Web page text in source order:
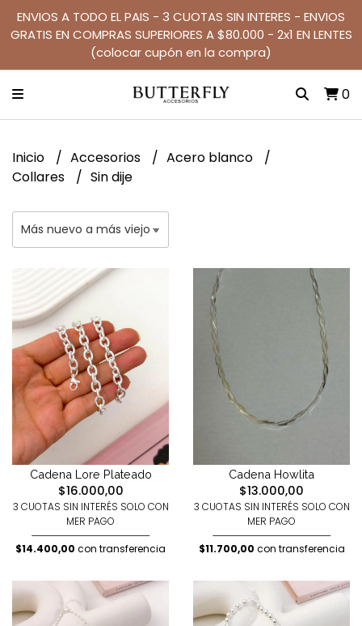
ENVIOS A TODO EL PAIS - 3 CUOTAS SIN INTERES - ENVIOS
GRATIS EN COMPRAS SUPERIORES A $80.000 - 2x1 EN LENTES
(colocar cupón en la compra)
0
Inicio Accesorios
Acero blanco
Collares
Sin dije
Cadena Lore Plateado
$16.000,00
3 CUOTAS SIN INTERÉS SOLO CON
MER PAGO
$14.400,00 con transferencia
Cadena Howlita
$13.000,00
3 CUOTAS SIN INTERÉS SOLO CON
MER PAGO
$11.700,00 con transferencia